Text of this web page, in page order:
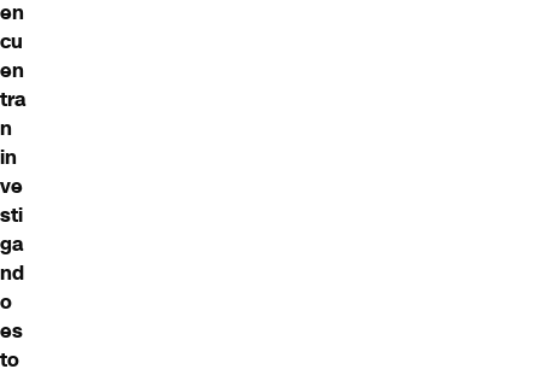
en
cu
en
tra
n
in
ve
sti
ga
nd
o
es
to